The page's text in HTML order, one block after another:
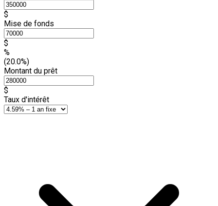
$
Mise de fonds
$
%
(20.0%)
Montant du prêt
$
Taux d'intérêt